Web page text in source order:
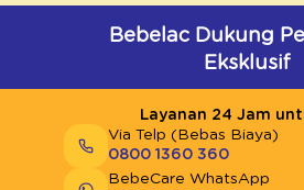
Bebelac Dukung
Eksklusif
Layanan 24 Jam
Via Telp (Bebas Biaya)
0800 1360 360
BebeCare WhatsApp